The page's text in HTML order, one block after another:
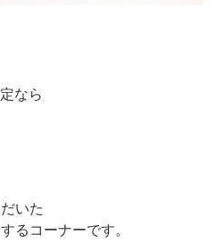
なら
いた
るコーナーです。